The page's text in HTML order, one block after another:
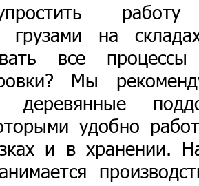
грузами на
все
Мы
деревянные
удобно
и в хранении.